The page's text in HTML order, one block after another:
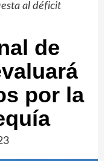
al déficit
de
por la